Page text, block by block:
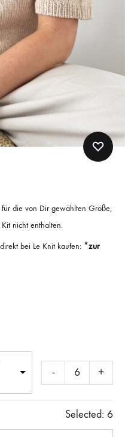
für die von Dir gewählten Größe,
nicht enthalten.
bei Le Knit kaufen: *zur
- +
Selected: 6